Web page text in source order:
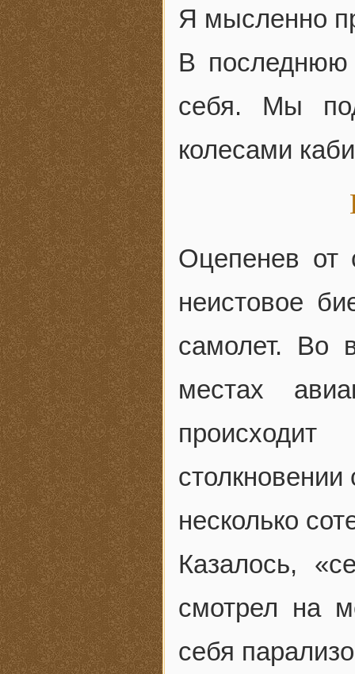
Я мысленно
В последнюю
себя. Мы
колесами
Оцепенев от
неистовое
самолет. Во
местах
несколько
Казалось,
смотрел на
себя